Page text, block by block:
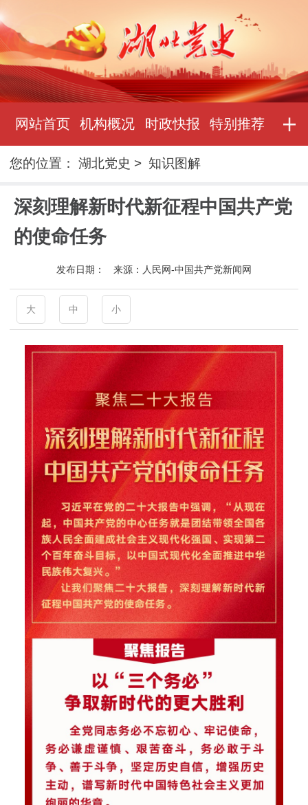
网站首页 机构概况 时政快报 特别推荐
您的位置：湖北党史 >知识图解
深刻理解新时代新征程中国共产党
的使命任务
发布日期： 来源： 人民网-中国共产党新闻网
大 中 小